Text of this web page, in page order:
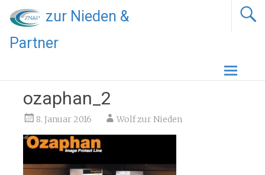
zur Nieden &
Partner
ozaphan_2
8. Januar 2016 Wolf zur Nieden